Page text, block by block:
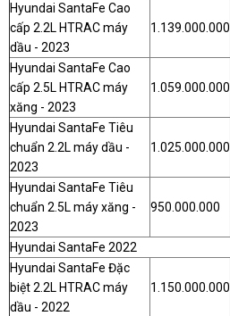
Hyundai SantaFe Cao
cấp 2.2L HTRAC máy
dầu - 2023
1.139.000.000
Hyundai SantaFe Cao
cấp 2.5L HTRAC máy
xăng - 2023
1.059.000.000
Hyundai SantaFe Tiêu
chuẩn 2.2L máy dầu -
2023
1.025.000.000
Hyundai SantaFe Tiêu
chuẩn 2.5L máy xăng -
2023
950.000.000
Hyundai SantaFe 2022
Hyundai SantaFe Đặc
biệt 2.2L HTRAC máy
dầu - 2022
1.150.000.000